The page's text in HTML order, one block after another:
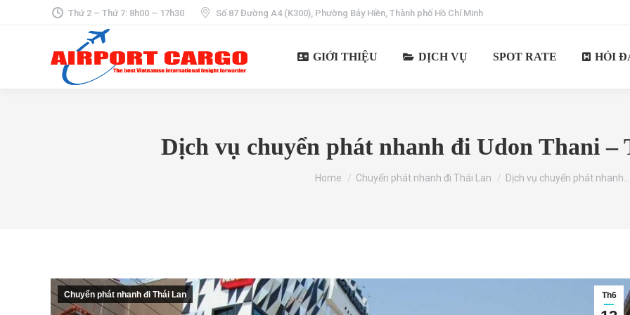
Thứ 2 – Thứ 7: 8h00 – 17h30 Số 87 Đường A4 (K300), Phường Bảy Hiền, Thành phố Hồ Chí Minh
GIỚI THIỆU DỊCH VỤ SPOT RATE HỎI
Dịch vụ chuyển phát nhanh đi Udon Thani
You are here:
Home Chuyển phát nhanh đi Thái Lan Dịch vụ chuyển phát nhanh…
Th6
Chuyển phát nhanh đi Thái Lan